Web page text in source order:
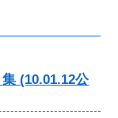
(10.01.12公